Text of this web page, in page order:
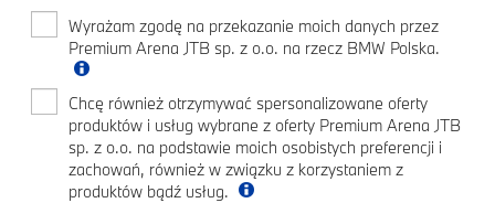
Wyrażam zgodę na przekazanie moich danych przez
Premium Arena JTB sp. z o.o. na rzecz BMW Polska.
Chcę również otrzymywać spersonalizowane oferty
produktów i usług wybrane z oferty Premium Arena JTB
sp. z o.o. na podstawie moich osobistych preferencji i
zachowań, również w związku z korzystaniem z
produktów bądź usług.